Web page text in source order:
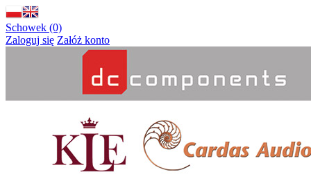
Schowek (0)
Zaloguj się Załóż konto